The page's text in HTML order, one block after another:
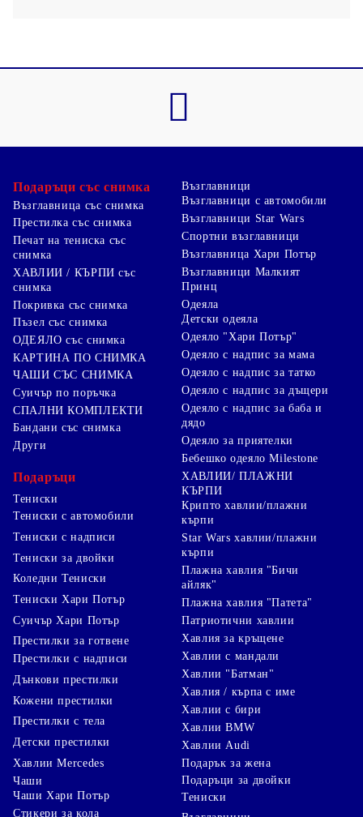
Подаръци със снимка
Възглавница със снимка
Престилка със снимка
Печат на тениска със
снимка
ХАВЛИИ / КЪРПИ със
снимка
Покривка със снимка
Пъзел със снимка
ОДЕЯЛО със снимка
КАРТИНА ПО СНИМКА
ЧАШИ СЪС СНИМКА
Суичър по поръчка
СПАЛНИ КОМПЛЕКТИ
Бандани със снимка
Други
Подаръци
Тениски
Тениски с автомобили
Тениски с надписи
Тениски за двойки
Коледни Тениски
Тениски Хари Потър
Суичър Хари Потър
Престилки за готвене
Престилки с надписи
Дънкови престилки
Кожени престилки
Престилки с тела
Детски престилки
Възглавници
Възглавници с автомобили
Възглавници Star Wars
Спортни възглавници
Възглавница Хари Потър
Възглавници Малкият
Принц
Одеяла
Детски одеяла
Одеяло "Хари Потър"
Одеяло с надпис за мама
Одеяло с надпис за татко
Одеяло с надпис за дъщери
Одеяло с надпис за баба и
дядо
Одеяло за приятелки
Бебешко одеяло Milestone
ХАВЛИИ/ ПЛАЖНИ
КЪРПИ
Крипто хавлии/плажни
кърпи
Star Wars хавлии/плажни
кърпи
Плажна хавлия "Бичи
айляк"
Плажна хавлия "Патета"
Патриотични хавлии
Хавлия за кръщене
Хавлии с мандали
Хавлии "Батман"
Хавлия / кърпа с име
Хавлии с бири
Хавлии BMW
Хавлии Audi
Хавлии Mercedes
Чаши
Чаши Хари Потър
Стикери за кола
Подарък за жена
Подаръци за двойки
Тениски